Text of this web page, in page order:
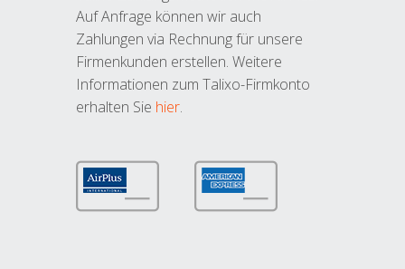
Auf Anfrage können wir auch
Zahlungen via Rechnung für unsere
Firmenkunden erstellen. Weitere
Informationen zum Talixo-Firmkonto
erhalten Sie hier.